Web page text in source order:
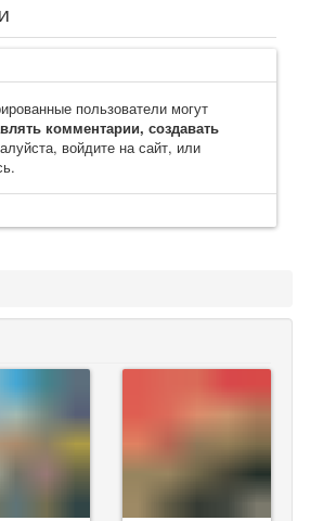
пользователи могут
комментарии, создавать
войдите на сайт, или